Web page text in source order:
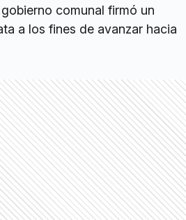
comunal firmó un
a los fines de avanzar hacia